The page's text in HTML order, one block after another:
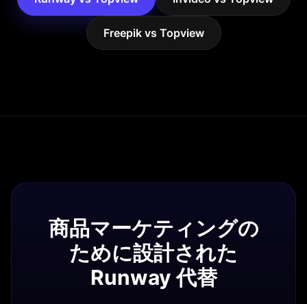
Freepik vs Topview
商品マーケティングの
ために設計された
Runway 代替